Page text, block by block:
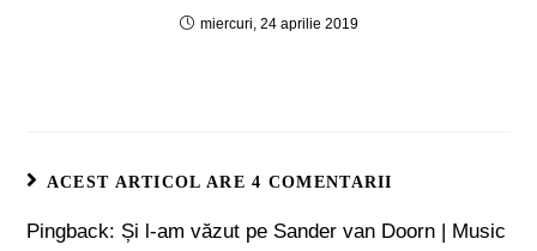
miercuri, 24 aprilie 2019
ACEST ARTICOL ARE 4 COMENTARII
Pingback: Și l-am văzut pe Sander van Doorn | Music